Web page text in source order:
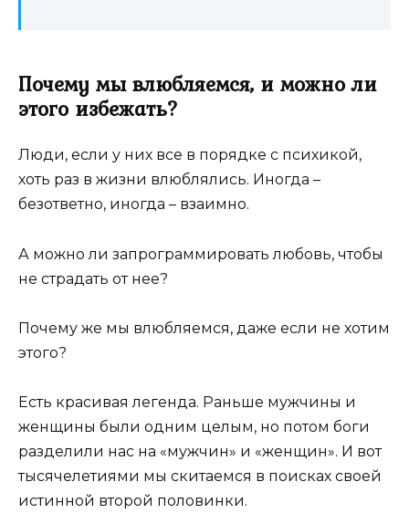
Почему мы влюбляемся, и можно ли
этого избежать?
Люди, если у них все в порядке с психикой,
хоть раз в жизни влюблялись. Иногда –
безответно, иногда – взаимно.
А можно ли запрограммировать любовь, чтобы
не страдать от нее?
Почему же мы влюбляемся, даже если не хотим
этого?
Есть красивая легенда. Раньше мужчины и
женщины были одним целым, но потом боги
разделили нас на «мужчин» и «женщин». И вот
тысячелетиями мы скитаемся в поисках своей
истинной второй половинки.